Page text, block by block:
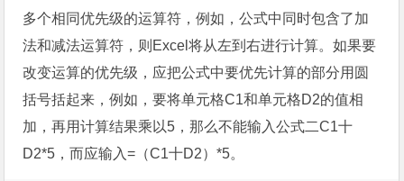
多个相同优先级的运算符，例如，公式中同时包含了加
法和减法运算符，则Excel将从左到右进行计算。如果要
改变运算的优先级，应把公式中要优先计算的部分用圆
括号括起来，例如，要将单元格C1和单元格D2的值相
加，再用计算结果乘以5，那么不能输入公式二C1十
D2*5，而应输入=（C1十D2）*5。